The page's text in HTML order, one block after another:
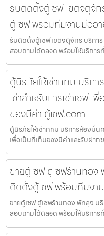
รับติดตั้งตู้เซฟ เขตจตุจั
ตู้เซฟ พร้อมทีมงานมืออ
รับติดตั้งตู้เซฟ เขตจตุจักร บริกา
สอบถามได้ตลอด พร้อมให้บริการ
ตู้นิรภัยให้เช่ากทม บริก
เช่าสำหรับการเช่าเซฟ
ของมีค่า ตู้เซฟ.com
ตู้นิรภัยให้เช่ากทม บริการห้องมั่น
เพื่อเป็นที่เก็บของมีค่าและรับฝาก
ขายตู้เซฟ ตู้เซฟร้านทอ
ติดตั้งตู้เซฟ พร้อมทีมงา
ขายตู้เซฟ ตู้เซฟร้านทอง พัทลุง บ
สอบถามได้ตลอด พร้อมให้บริการ